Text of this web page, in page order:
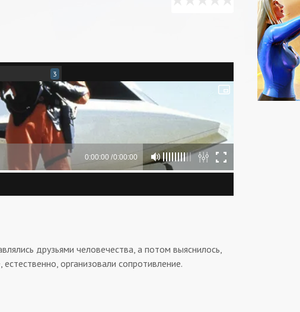
3
друзьями человечества, а потом выяснилось,
организовали сопротивление.